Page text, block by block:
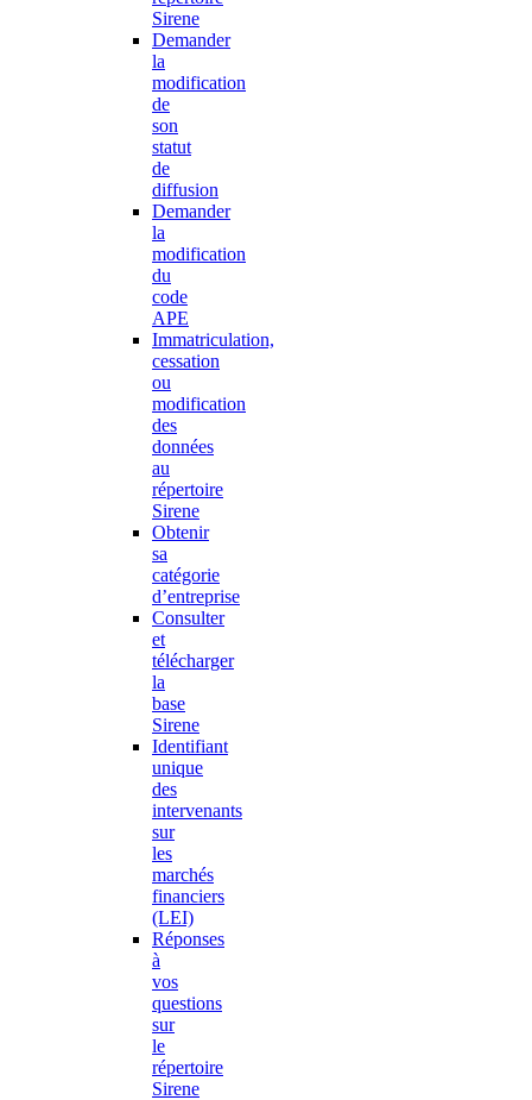
Sirene
Demander
la
modification
de
son
statut
de
diffusion
Demander
la
modification
du
code
APE
Immatriculation,
cessation
ou
modification
des
données
au
répertoire
Sirene
Obtenir
sa
catégorie
d’entreprise
Consulter
et
télécharger
la
base
Sirene
Identifiant
unique
des
intervenants
sur
les
marchés
financiers
(LEI)
Réponses
à
vos
questions
sur
le
répertoire
Sirene